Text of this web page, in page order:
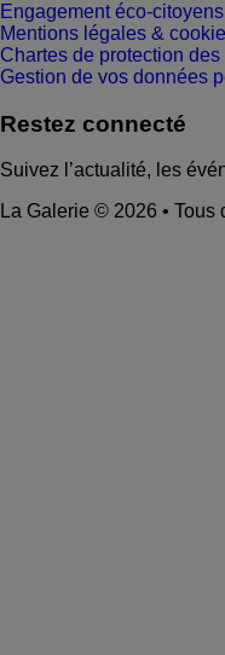
Engagement éco-citoyens
Mentions légales &
Chartes de protection
Gestion de vos données
Restez connecté
Suivez l’actualité, les
La Galerie © 2026 • Tous